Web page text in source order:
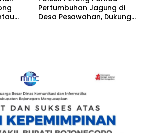
Pertumbuhan Jagung di
Desa Pesawahan, Dukung